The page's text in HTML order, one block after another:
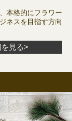
本格的にフラワー
ネスを目指す方向
見る>